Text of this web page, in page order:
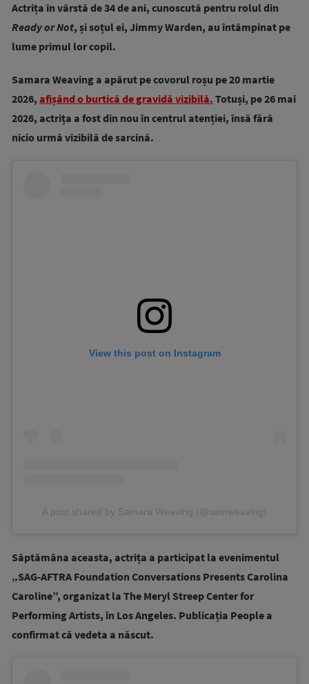
Actrița în vârstă de 34 de ani, cunoscută pentru rolul din
Ready or Not, și soțul ei, Jimmy Warden, au întâmpinat pe
lume primul lor copil.
Samara Weaving a apărut pe covorul roșu pe 20 martie
2026, afișând o burtică de gravidă vizibilă. Totuși, pe 26 mai
2026, actrița a fost din nou în centrul atenției, însă fără
nicio urmă vizibilă de sarcină.
View this post on Instagram
A post shared by Samara Weaving (@samweaving)
Săptămâna aceasta, actrița a participat la evenimentul
„SAG-AFTRA Foundation Conversations Presents Carolina
Caroline”, organizat la The Meryl Streep Center for
Performing Artists, în Los Angeles. Publicația People a
confirmat că vedeta a născut.